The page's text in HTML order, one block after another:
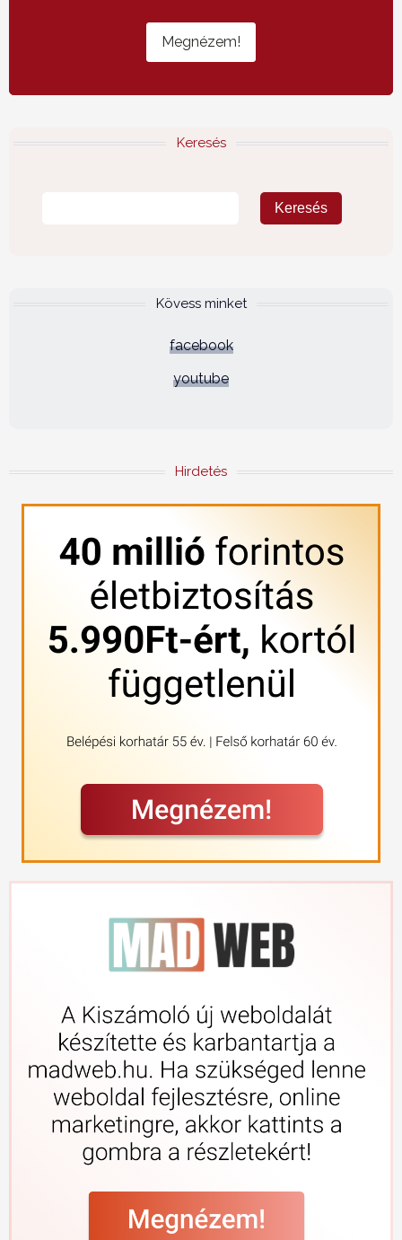
Megnézem!
Keresés
Kövess minket
facebook
youtube
Hirdetés